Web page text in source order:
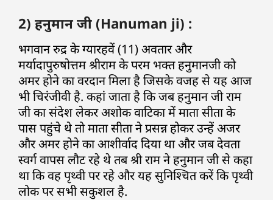
2) हनुमान जी (Hanuman ji) :
भगवान रुद्र के ग्यारहवें (11) अवतार और
मर्यादापुरुषोत्तम श्रीराम के परम भक्त हनुमानजी को
अमर होने का वरदान मिला है जिसके वजह से यह आज
भी चिरंजीवी है. कहां जाता है कि जब हनुमान जी राम
जी का संदेश लेकर अशोक वाटिका में माता सीता के
पास पहुंचे थे तो माता सीता ने प्रसन्न होकर उन्हें अजर
और अमर होने का आशीर्वाद दिया था और जब देवता
स्वर्ग वापस लौट रहे थे तब श्री राम ने हनुमान जी से कहा
था कि वह पृथ्वी पर रहे और यह सुनिश्चित करें कि पृथ्वी
लोक पर सभी सकुशल है.